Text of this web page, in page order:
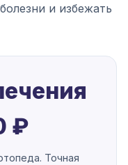
и избежать
₽
Точная